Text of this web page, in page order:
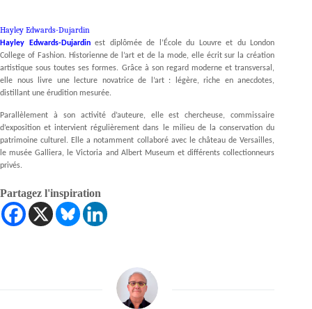
Hayley Edwards-Dujardin
Hayley Edwards-Dujardin est diplômée de l’École du Louvre et du London
College of Fashion. Historienne de l’art et de la mode, elle écrit sur la création
artistique sous toutes ses formes. Grâce à son regard moderne et transversal,
elle nous livre une lecture novatrice de l’art : légère, riche en anecdotes,
distillant une érudition mesurée.
Parallèlement à son activité d’auteure, elle est chercheuse, commissaire
d’exposition et intervient régulièrement dans le milieu de la conservation du
patrimoine culturel. Elle a notamment collaboré avec le château de Versailles,
le musée Galliera, le Victoria and Albert Museum et différents collectionneurs
privés.
Partagez l'inspiration